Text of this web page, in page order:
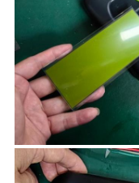
ラ
イ
バ
シ
ー